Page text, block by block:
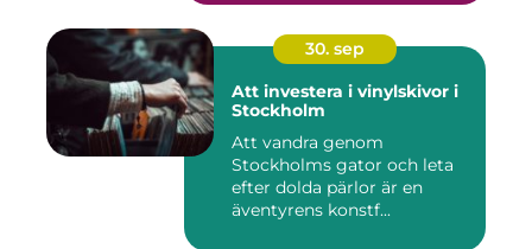
30. sep
Att investera i vinylskivor i
Stockholm
Att vandra genom
Stockholms gator och leta
efter dolda pärlor är en
äventyrens konstf...